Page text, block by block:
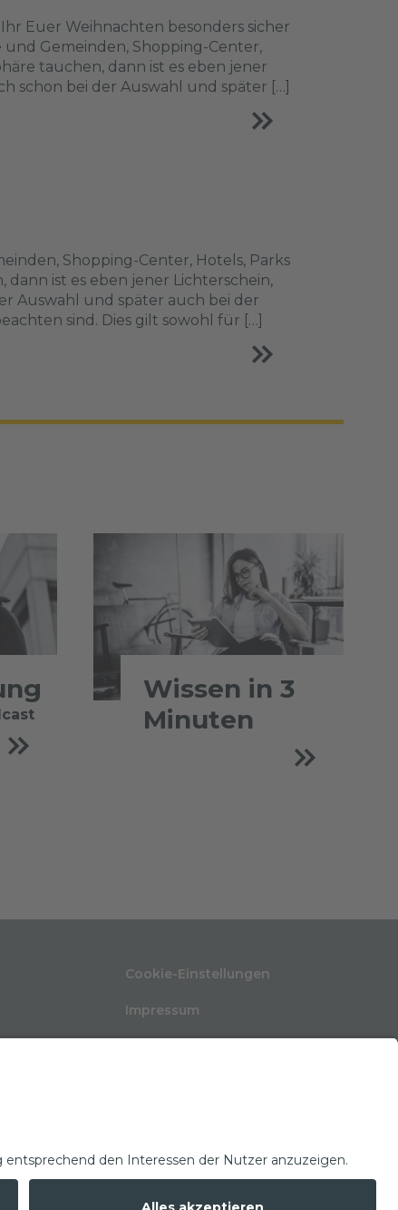
Euer Weihnachten besonders sicher
Gemeinden, Shopping-Center,
tauchen, dann ist es eben jener
schon bei der Auswahl und später […]
Shopping-Center, Hotels, Parks
ist es eben jener Lichterschein,
Auswahl und später auch bei der
sind. Dies gilt sowohl für […]
Wissen in 3
Minuten
Cookie-Einstellungen
Impressum
Glossar